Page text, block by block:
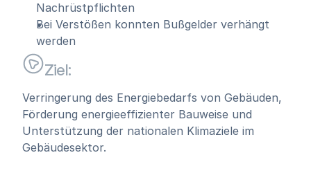
Nachrüstpflichten
Bei Verstößen konnten Bußgelder verhängt
werden
Ziel:
Verringerung des Energiebedarfs von Gebäuden,
Förderung energieeffizienter Bauweise und
Unterstützung der nationalen Klimaziele im
Gebäudesektor.